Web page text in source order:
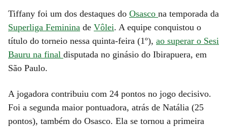
Tiffany foi um dos destaques do Osasco na temporada da
Superliga Feminina de Vôlei. A equipe conquistou o
título do torneio nessa quinta-feira (1º), ao superar o Sesi
Bauru na final disputada no ginásio do Ibirapuera, em
São Paulo.
A jogadora contribuiu com 24 pontos no jogo decisivo.
Foi a segunda maior pontuadora, atrás de Natália (25
pontos), também do Osasco. Ela se tornou a primeira